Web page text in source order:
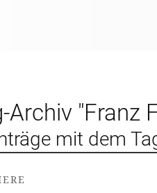
Archiv "Franz
mit dem